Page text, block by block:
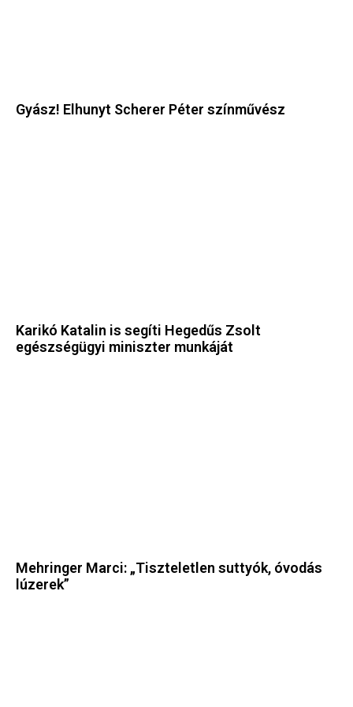
Gyász! Elhunyt Scherer Péter színművész
Karikó Katalin is segíti Hegedűs Zsolt
egészségügyi miniszter munkáját
Mehringer Marci: „Tiszteletlen suttyók, óvodás
lúzerek”